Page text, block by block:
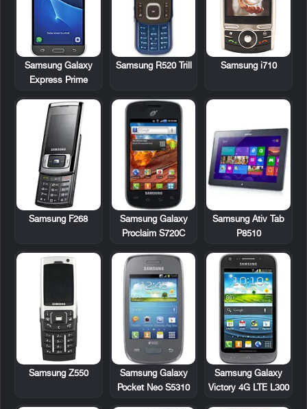
Samsung i710
Samsung R520 Trill
Samsung Galaxy
Express Prime
Samsung Ativ Tab
P8510
Samsung Galaxy
Proclaim S720C
Samsung F268
Samsung Galaxy
Victory 4G LTE L300
Samsung Galaxy
Pocket Neo S5310
Samsung Z550